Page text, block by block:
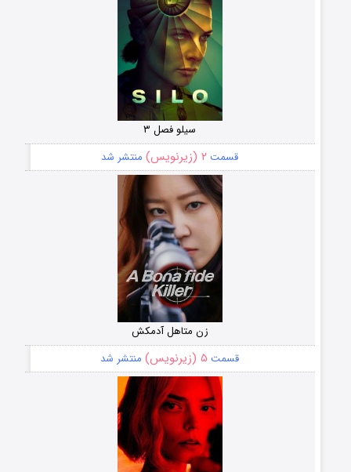
سیلو فصل ۳
قسمت ۲ (زیرنویس) منتشر شد
زن متاهل آدمکش
قسمت ۵ (زیرنویس) منتشر شد